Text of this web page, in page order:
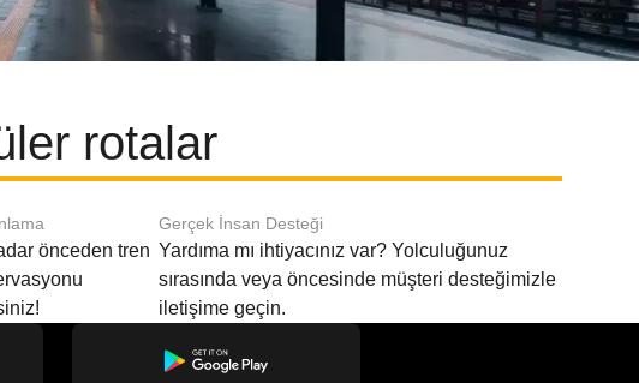
rotalar
önceden tren
Gerçek İnsan Desteği
Yardıma mı ihtiyacınız var? Yolculuğunuz
sırasında veya öncesinde müşteri desteğimizle
iletişime geçin.